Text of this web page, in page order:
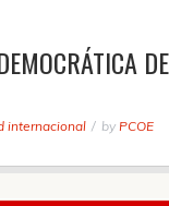
internacional by PCOE